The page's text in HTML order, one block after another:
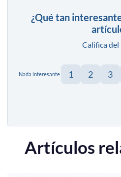
¿Qué tan
Califica del
Nada interesante 1 2 3
Artículos